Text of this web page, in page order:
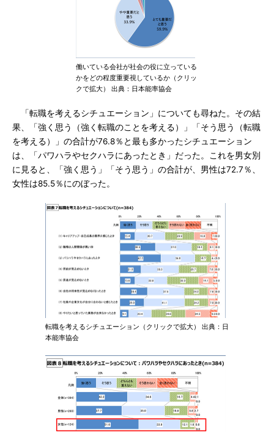
働いている会社が社会の役に立っている
かをどの程度重要視しているか（クリッ
クで拡大） 出典：日本能率協会
「転職を考えるシチュエーション」についても尋ねた。その結
果、「強く思う（強く転職のことを考える）」「そう思う（転職
を考える）」の合計が76.8％と最も多かったシチュエーション
は、「パワハラやセクハラにあったとき」だった。これを男女別
に見ると、「強く思う」「そう思う」の合計が、男性は72.7％、
女性は85.5％にのぼった。
転職を考えるシチュエーション（クリックで拡大） 出典：日
本能率協会